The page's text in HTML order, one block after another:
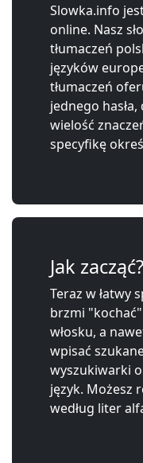
Slowka.info
online. Nasz
tłumaczeń
języków
tłumaczeń
jednego
wielość
specyfikę
Jak zacząć?
Teraz w łatwy
brzmi
włosku, a
wpisać
wyszukiwarki
język. Możesz
według liter